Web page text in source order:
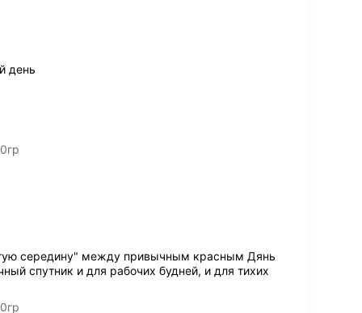
день
середину" между привычным красным Дянь
спутник и для рабочих будней, и для тихих